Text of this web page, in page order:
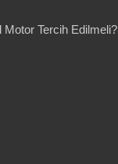
Motor Tercih Edilmeli?